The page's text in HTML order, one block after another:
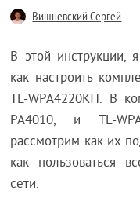
Вишневский Сергей
В этой инструкции,
как настроить
TL-WPA4220KIT. В
PA4010, и TL-
рассмотрим как их
как пользоваться
сети.